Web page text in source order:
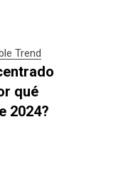
Trend
qué
2024?